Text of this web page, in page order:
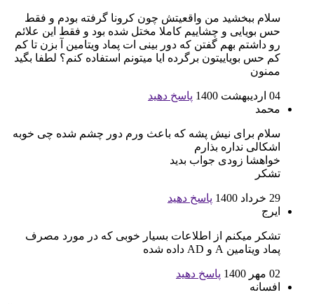
سلام ببخشید من واقعیتش چون کرونا گرفته بودم و فقط
حس بویایی و چشاییم کاملا مختل شده بود و فقط این علائم
رو داشتم بهم گفتن که دور بینی ات پماد ویتامین آ بزن تا کم
کم حس بویاییتون برگرده ایا میتونم استفاده کنم؟ لطفا بگید
ممنون
04 اردیبهشت 1400
پاسخ دهید
محمد
سلام برای نیش پشه که باعث ورم دور چشم شده چی خوبه
اشکالی نداره بذارم
خواهشا زودی جواب بدید
تشکر
29 خرداد 1400
پاسخ دهید
ایرج
تشکر میکنم از اطلاعات بسیار خوبی که در مورد مصرف
پماد ویتامین A و AD داده شده
02 مهر 1400
پاسخ دهید
افسانه